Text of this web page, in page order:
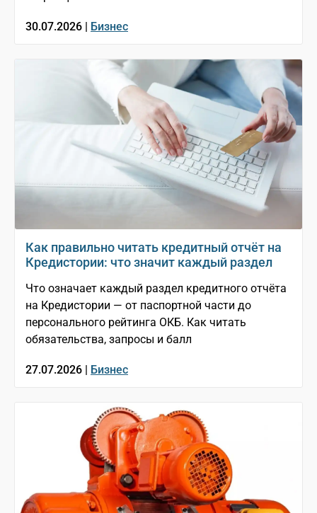
30.07.2026 | Бизнес
Как правильно читать кредитный отчёт на
Кредистории: что значит каждый раздел
Что означает каждый раздел кредитного отчёта
на Кредистории — от паспортной части до
персонального рейтинга ОКБ. Как читать
обязательства, запросы и балл
27.07.2026 | Бизнес